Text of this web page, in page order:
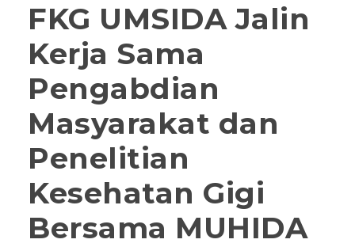
FKG UMSIDA Jalin
Kerja Sama
Pengabdian
Masyarakat dan
Penelitian
Kesehatan Gigi
Bersama MUHIDA